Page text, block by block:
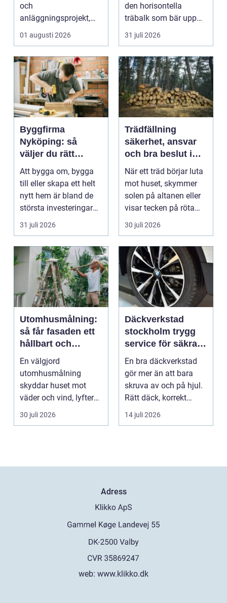
och
anläggningsprojekt,
med ansvar för att
01 augusti 2026
den horisontella
träbalk som bär upp
väggarna mot pla...
31 juli 2026
Byggfirma
Nyköping: så
väljer du rätt
partner för ditt
projekt
Att bygga om, bygga
till eller skapa ett helt
nytt hem är bland de
största investeringar
m...
31 juli 2026
Trädfällning
säkerhet, ansvar
och bra beslut i
trädgården
När ett träd börjar luta
mot huset, skymmer
solen på altanen eller
visar tecken på röta
uppstår ofta...
30 juli 2026
Utomhusmålning:
så får fasaden ett
hållbart och
vackert resultat
En välgjord
utomhusmålning
skyddar huset mot
väder och vind, lyfter
helhetsintrycket...
30 juli 2026
Däckverkstad
stockholm trygg
service för säkra
mil året runt
En bra däckverkstad
gör mer än att bara
skruva av och på hjul.
Rätt däck, korrekt
montering och rege...
14 juli 2026
Adress
web: www.klikko.dk